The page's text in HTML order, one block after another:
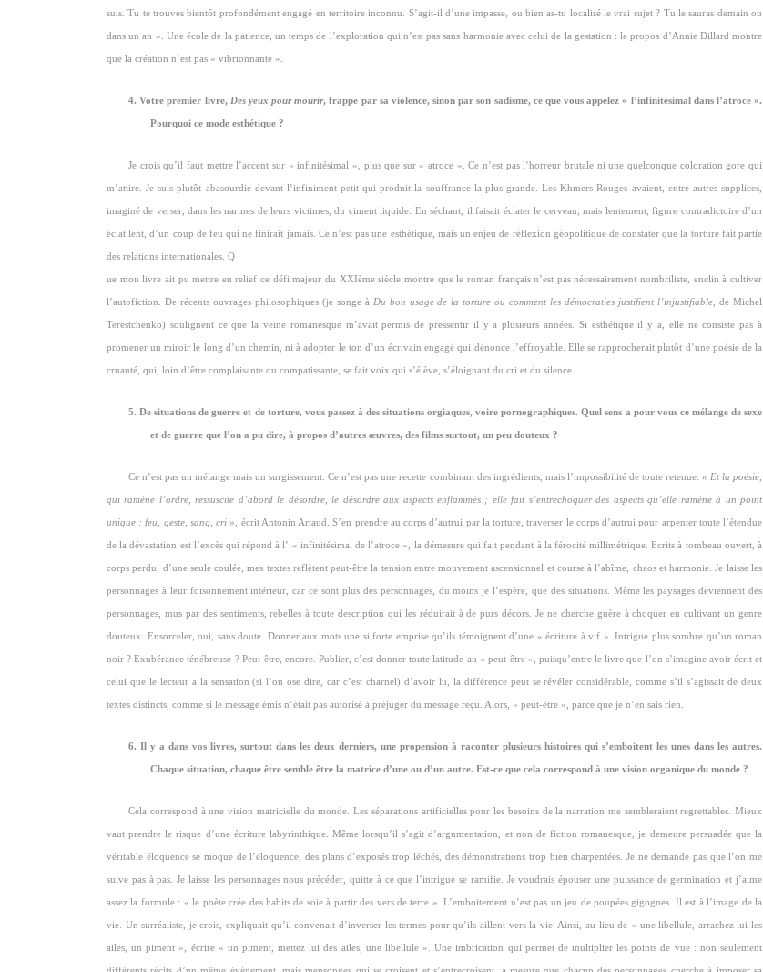
suis. Tu te trouves bientôt profondément engagé en territoire inconnu. S’agit-il d’une impasse, ou bien as-tu localisé le vrai sujet ? Tu le sauras demain ou
dans un an ». Une école de la patience, un temps de l’exploration qui n’est pas sans harmonie avec celui de la gestation : le propos d’Annie Dillard montre
que la création n’est pas « vibrionnante ».
4. Votre premier livre, Des yeux pour mourir, frappe par sa violence, sinon par son sadisme, ce que vous appelez « l’infinitésimal dans l’atroce ».
Pourquoi ce mode esthétique ?
Je crois qu’il faut mettre l’accent sur « infinitésimal », plus que sur « atroce ». Ce n’est pas l’horreur brutale ni une quelconque coloration gore qui
m’attire. Je suis plutôt abasourdie devant l’infiniment petit qui produit la souffrance la plus grande. Les Khmers Rouges avaient, entre autres supplices,
imaginé de verser, dans les narines de leurs victimes, du ciment liquide. En séchant, il faisait éclater le cerveau, mais lentement, figure contradictoire d’un
éclat lent, d’un coup de feu qui ne finirait jamais. Ce n’est pas une esthétique, mais un enjeu de réflexion géopolitique de constater que la torture fait partie
des relations internationales. Q
ue mon livre ait pu mettre en relief ce défi majeur du XXIème siècle montre que le roman français n’est pas nécessairement nombriliste, enclin à cultiver
l’autofiction. De récents ouvrages philosophiques (je songe à Du bon usage de la torture ou comment les démocraties justifient l’injustifiable , de Michel
Terestchenko) soulignent ce que la veine romanesque m’avait permis de pressentir il y a plusieurs années. Si esthétique il y a, elle ne consiste pas à
promener un miroir le long d’un chemin, ni à adopter le ton d’un écrivain engagé qui dénonce l’effroyable. Elle se rapprocherait plutôt d’une poésie de la
cruauté, qui, loin d’être complaisante ou compatissante, se fait voix qui s’élève, s’éloignant du cri et du silence.
5. De situations de guerre et de torture, vous passez à des situations orgiaques, voire pornographiques. Quel sens a pour vous ce mélange de sexe
et de guerre que l’on a pu dire, à propos d’autres œuvres, des films surtout, un peu douteux ?
Ce n’est pas un mélange mais un surgissement. Ce n’est pas une recette combinant des ingrédients, mais l’impossibilité de toute retenue. « Et la poésie,
qui ramène l’ordre, ressuscite d’abord le désordre, le désordre aux aspects enflammés ; elle fait s’entrechoquer des aspects qu’elle ramène à un point
unique : feu, geste, sang, cri » , écrit Antonin Artaud. S’en prendre au corps d’autrui par la torture, traverser le corps d’autrui pour arpenter toute l’étendue
de la dévastation est l’excès qui répond à l’ « infinitésimal de l’atroce », la démesure qui fait pendant à la férocité millimétrique. Ecrits à tombeau ouvert, à
corps perdu, d’une seule coulée, mes textes reflètent peut-être la tension entre mouvement ascensionnel et course à l’abîme, chaos et harmonie. Je laisse les
personnages à leur foisonnement intérieur, car ce sont plus des personnages, du moins je l’espère, que des situations. Même les paysages deviennent des
personnages, mus par des sentiments, rebelles à toute description qui les réduirait à de purs décors. Je ne cherche guère à choquer en cultivant un genre
douteux. Ensorceler, oui, sans doute. Donner aux mots une si forte emprise qu’ils témoignent d’une « écriture à vif ». Intrigue plus sombre qu’un roman
noir ? Exubérance ténébreuse ? Peut-être, encore. Publier, c’est donner toute latitude au « peut-être », puisqu’entre le livre que l’on s’imagine avoir écrit et
celui que le lecteur a la sensation (si l’on ose dire, car c’est charnel) d’avoir lu, la différence peut se révéler considérable, comme s’il s’agissait de deux
textes distincts, comme si le message émis n’était pas autorisé à préjuger du message reçu. Alors, « peut-être », parce que je n’en sais rien.
6. Il y a dans vos livres, surtout dans les deux derniers, une propension à raconter plusieurs histoires qui s’emboitent les unes dans les autres.
Chaque situation, chaque être semble être la matrice d’une ou d’un autre. Est-ce que cela correspond à une vision organique du monde ?
Cela correspond à une vision matricielle du monde. Les séparations artificielles pour les besoins de la narration me sembleraient regrettables. Mieux
vaut prendre le risque d’une écriture labyrinthique. Même lorsqu’il s’agit d’argumentation, et non de fiction romanesque, je demeure persuadée que la
véritable éloquence se moque de l’éloquence, des plans d’exposés trop léchés, des démonstrations trop bien charpentées. Je ne demande pas que l’on me
suive pas à pas. Je laisse les personnages nous précéder, quitte à ce que l’intrigue se ramifie. Je voudrais épouser une puissance de germination et j’aime
assez la formule : « le poète crée des habits de soie à partir des vers de terre ». L’emboitement n’est pas un jeu de poupées gigognes. Il est à l’image de la
vie. Un surréaliste, je crois, expliquait qu’il convenait d’inverser les termes pour qu’ils aillent vers la vie. Ainsi, au lieu de « une libellule, arrachez lui les
ailes, un piment », écrire « un piment, mettez lui des ailes, une libellule ». Une imbrication qui permet de multiplier les points de vue : non seulement